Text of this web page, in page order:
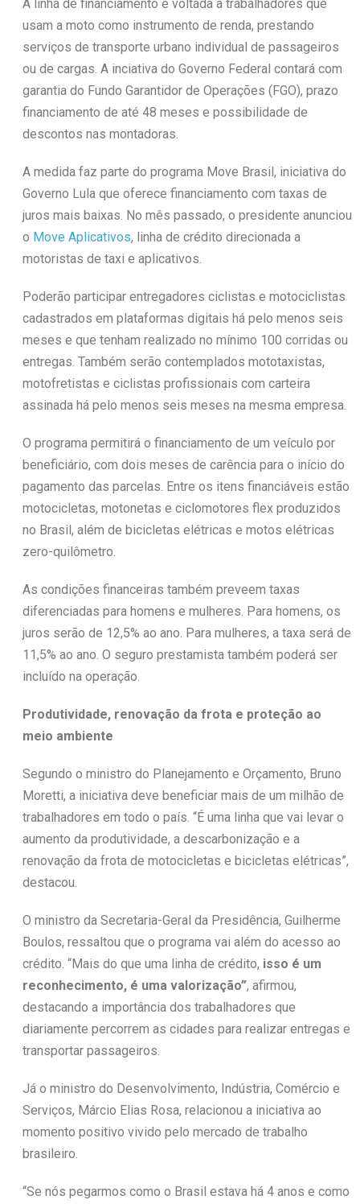
A linha de financiamento é voltada a trabalhadores que
usam a moto como instrumento de renda, prestando
serviços de transporte urbano individual de passageiros
ou de cargas. A inciativa do Governo Federal contará com
garantia do Fundo Garantidor de Operações (FGO), prazo
financiamento de até 48 meses e possibilidade de
descontos nas montadoras.
A medida faz parte do programa Move Brasil, iniciativa do
Governo Lula que oferece financiamento com taxas de
juros mais baixas. No mês passado, o presidente anunciou
o Move Aplicativos, linha de crédito direcionada a
motoristas de taxi e aplicativos.
Poderão participar entregadores ciclistas e motociclistas
cadastrados em plataformas digitais há pelo menos seis
meses e que tenham realizado no mínimo 100 corridas ou
entregas. Também serão contemplados mototaxistas,
motofretistas e ciclistas profissionais com carteira
assinada há pelo menos seis meses na mesma empresa.
O programa permitirá o financiamento de um veículo por
beneficiário, com dois meses de carência para o início do
pagamento das parcelas. Entre os itens financiáveis estão
motocicletas, motonetas e ciclomotores flex produzidos
no Brasil, além de bicicletas elétricas e motos elétricas
zero-quilômetro.
As condições financeiras também preveem taxas
diferenciadas para homens e mulheres. Para homens, os
juros serão de 12,5% ao ano. Para mulheres, a taxa será de
11,5% ao ano. O seguro prestamista também poderá ser
incluído na operação.
Produtividade, renovação da frota e proteção ao
meio ambiente
Segundo o ministro do Planejamento e Orçamento, Bruno
Moretti, a iniciativa deve beneficiar mais de um milhão de
trabalhadores em todo o país. “É uma linha que vai levar o
aumento da produtividade, a descarbonização e a
renovação da frota de motocicletas e bicicletas elétricas”,
destacou.
O ministro da Secretaria-Geral da Presidência, Guilherme
Boulos, ressaltou que o programa vai além do acesso ao
crédito. “Mais do que uma linha de crédito, isso é um
reconhecimento, é uma valorização”, afirmou,
destacando a importância dos trabalhadores que
diariamente percorrem as cidades para realizar entregas e
transportar passageiros.
Já o ministro do Desenvolvimento, Indústria, Comércio e
Serviços, Márcio Elias Rosa, relacionou a iniciativa ao
momento positivo vivido pelo mercado de trabalho
brasileiro.
“Se nós pegarmos como o Brasil estava há 4 anos e como